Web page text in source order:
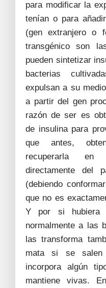
para modificar la
tenían o para
(gen extranjero o
transgénico son
pueden sintetizar
bacterias
expulsan a su
a partir del gen
razón de ser es
de insulina para
que antes,
recuperarla en
directamente del
(debiendo
que no es
Y por si hubiera
normalmente a las
las transforma
mata si se
incorpora algún
mantiene vivas.